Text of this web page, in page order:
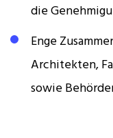
die
Enge
Architekten,
sowie